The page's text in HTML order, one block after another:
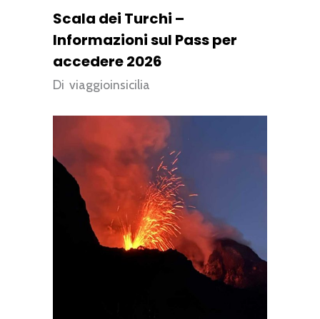
Scala dei Turchi –
Informazioni sul Pass per
accedere 2026
Di viaggioinsicilia